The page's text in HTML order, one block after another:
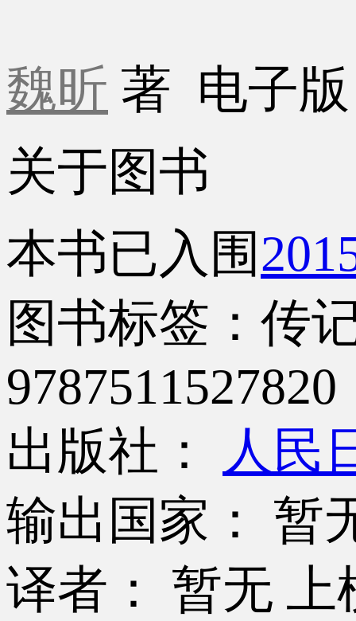
魏昕 著 电子
关于图书
本书已入围
图书标签：传
9787511527820
出版社：
人民
输出国家： 暂
译者： 暂无 上